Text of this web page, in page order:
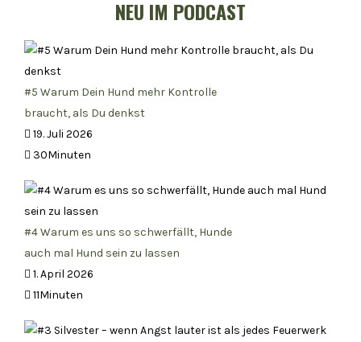
NEU IM PODCAST
#5 Warum Dein Hund mehr Kontrolle
braucht, als Du denkst
19. Juli 2026
30Minuten
#4 Warum es uns so schwerfällt, Hunde
auch mal Hund sein zu lassen
1. April 2026
11Minuten